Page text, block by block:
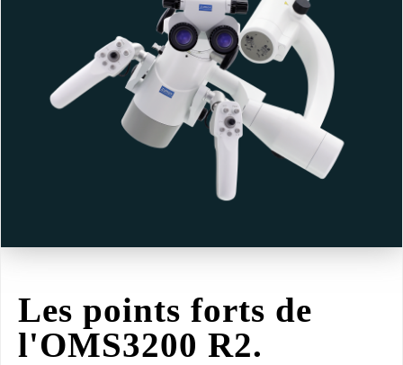
Les points forts de
l'OMS3200 R2.